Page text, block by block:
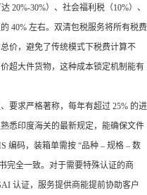
20%-30%）、社会福利税（10%）、
40% 左右。双清包税服务将所有税费
价，避免了传统模式下税费计算不
超大件货物，这种成本锁定机制能有
要求严格著称，每年有超过 25% 的进
悉印度海关的最新规定，能确保文件
编码，装箱单需按 “品种 – 规格 – 数
完全一致。对于需要特殊认证的商
认证，服务提供商能提前协助客户